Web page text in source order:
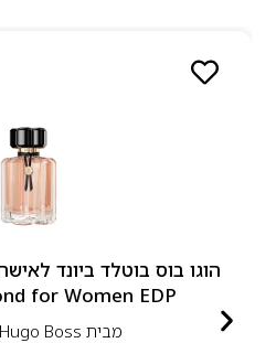
Bottled Beyond for Women EDP
מבית Hugo Boss- הוגו בוס